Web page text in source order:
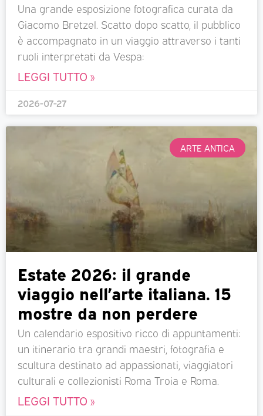
Una grande esposizione fotografica curata da
Giacomo Bretzel. Scatto dopo scatto, il pubblico
è accompagnato in un viaggio attraverso i tanti
ruoli interpretati da Vespa:
LEGGI TUTTO »
2026-07-27
ARTE ANTICA
Estate 2026: il grande
viaggio nell’arte italiana. 15
mostre da non perdere
Un calendario espositivo ricco di appuntamenti:
un itinerario tra grandi maestri, fotografia e
scultura destinato ad appassionati, viaggiatori
culturali e collezionisti Roma Troia e Roma.
LEGGI TUTTO »